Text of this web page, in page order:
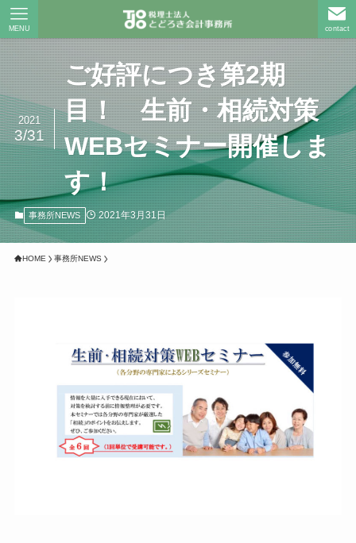
contact
MENU
ご好評につき第2期
目！ 生前・相続対策
WEBセミナー開催しま
す！
2021
3/31
事務所NEWS 2021年3月31日
HOME 事務所NEWS